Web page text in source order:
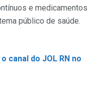
e medicamentos
público de saúde.
canal do JOL RN no